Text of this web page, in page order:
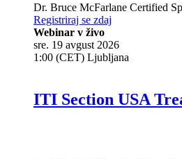
Dr. Bruce McFarlane Certified
Registriraj se zdaj
Webinar v živo
sre. 19 avgust 2026
1:00 (CET) Ljubljana
ITI Section USA